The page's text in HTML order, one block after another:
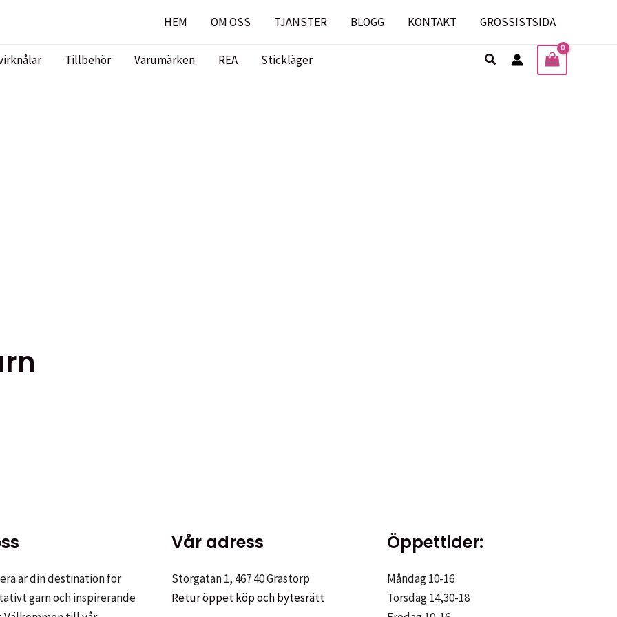
HEM OM OSS TJÄNSTER BLOGG KONTAKT GROSSISTSIDA
Tillbehör Varumärken REA Stickläger Sök
är din destination för
garn och inspirerande
Vår adress
Storgatan 1, 467 40 Grästorp
Retur öppet köp och bytesrätt
Öppettider:
Måndag 10-16
Torsdag 14,30-18